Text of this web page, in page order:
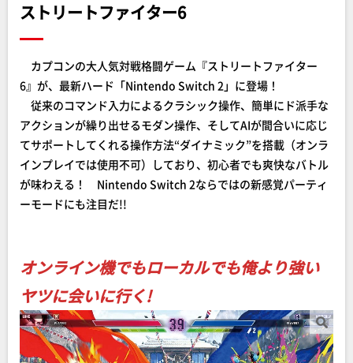
ストリートファイター6
カプコンの大人気対戦格闘ゲーム『ストリートファイター
6』が、最新ハード「Nintendo Switch 2」に登場！
従来のコマンド入力によるクラシック操作、簡単にド派手な
アクションが繰り出せるモダン操作、そしてAIが間合いに応じ
てサポートしてくれる操作方法“ダイナミック”を搭載（オンラ
インプレイでは使用不可）しており、初心者でも爽快なバトル
が味わえる！ Nintendo Switch 2ならではの新感覚パーティ
ーモードにも注目だ!!
オンライン機でもローカルでも俺より強い
ヤツに会いに行く!